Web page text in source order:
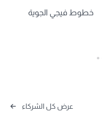
خطوط فيجي الجوية
عرض كل الشركاء